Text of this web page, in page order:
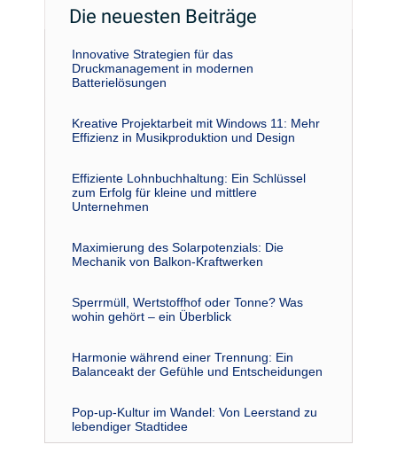
Die neuesten Beiträge
Innovative Strategien für das
Druckmanagement in modernen
Batterielösungen
Kreative Projektarbeit mit Windows 11: Mehr
Effizienz in Musikproduktion und Design
Effiziente Lohnbuchhaltung: Ein Schlüssel
zum Erfolg für kleine und mittlere
Unternehmen
Maximierung des Solarpotenzials: Die
Mechanik von Balkon-Kraftwerken
Sperrmüll, Wertstoffhof oder Tonne? Was
wohin gehört – ein Überblick
Harmonie während einer Trennung: Ein
Balanceakt der Gefühle und Entscheidungen
Pop-up-Kultur im Wandel: Von Leerstand zu
lebendiger Stadtidee